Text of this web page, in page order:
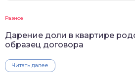
Разное
Дарение доли в квартире
образец договора
Читать далее